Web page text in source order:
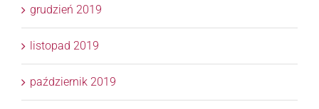
grudzień 2019
listopad 2019
październik 2019